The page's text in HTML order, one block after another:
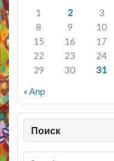
« Апр
1 2 3
8
9 10
15
16 17
22
23 24
29
30 31
Поиск